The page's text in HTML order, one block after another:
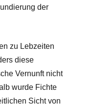
der
zu Lebzeiten
diese
Vernunft nicht
wurde Fichte
Sicht von